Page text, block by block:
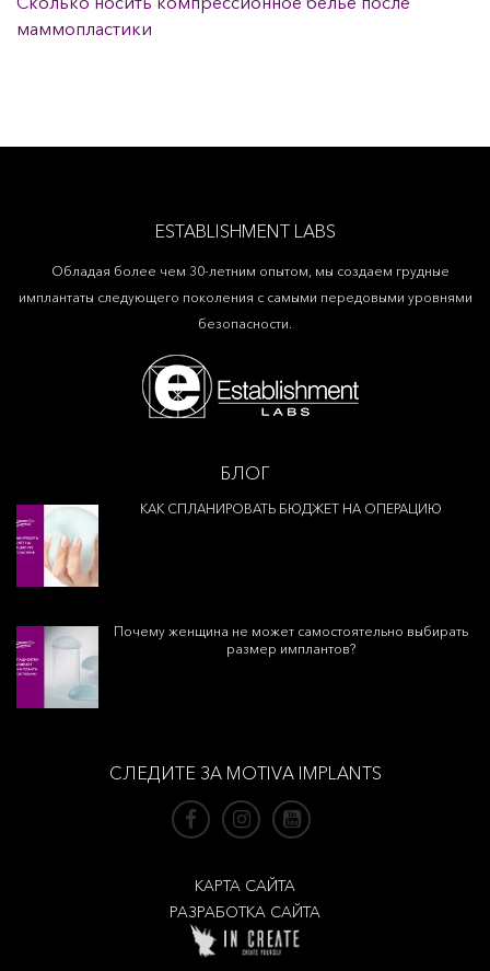
маммопластики
ESTABLISHMENT LABS
Обладая более чем 30-летним опытом, мы создаем грудные
имплантаты следующего поколения с самыми передовыми уровнями
безопасности.
БЛОГ
КАК СПЛАНИРОВАТЬ БЮДЖЕТ НА ОПЕРАЦИЮ
Почему женщина не может самостоятельно выбирать
размер имплантов?
СЛЕДИТЕ ЗА MOTIVA IMPLANTS
КАРТА САЙТА
РАЗРАБОТКА САЙТА